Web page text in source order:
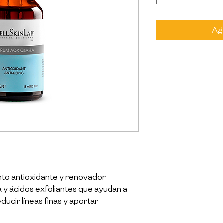
antioxidante y renovador
ácidos exfoliantes que ayudan a
líneas finas y aportar